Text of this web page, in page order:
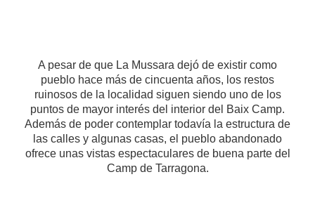
A pesar de que La Mussara dejó de existir como
pueblo hace más de cincuenta años, los restos
ruinosos de la localidad siguen siendo uno de los
puntos de mayor interés del interior del Baix Camp.
Además de poder contemplar todavía la estructura de
las calles y algunas casas, el pueblo abandonado
ofrece unas vistas espectaculares de buena parte del
Camp de Tarragona.